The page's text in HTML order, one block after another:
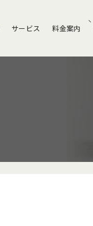
サービス 料金案内